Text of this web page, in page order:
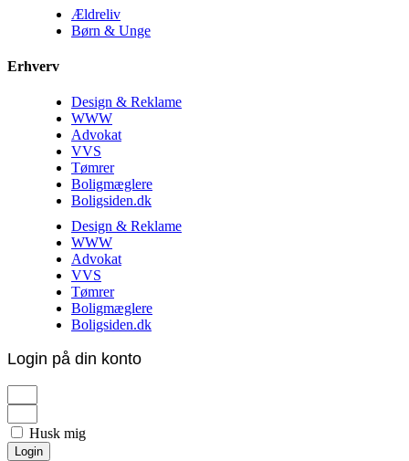
Ældreliv
Børn & Unge
Erhverv
Design & Reklame
WWW
Advokat
VVS
Tømrer
Boligmæglere
Boligsiden.dk
Design & Reklame
WWW
Advokat
VVS
Tømrer
Boligmæglere
Boligsiden.dk
Login på din konto
Husk mig
Login